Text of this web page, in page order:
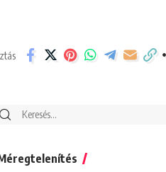
Search